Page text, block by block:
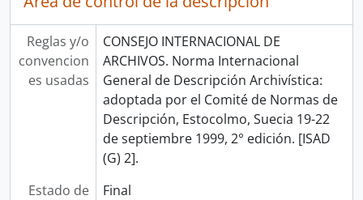
Reglas y/o
convencion
es usadas
CONSEJO INTERNACIONAL DE
ARCHIVOS. Norma Internacional
General de Descripción Archivística:
adoptada por el Comité de Normas de
Descripción, Estocolmo, Suecia 19-22
de septiembre 1999, 2° edición. [ISAD
(G) 2].
Estado de
Final